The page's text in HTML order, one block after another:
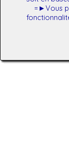
=►Vous